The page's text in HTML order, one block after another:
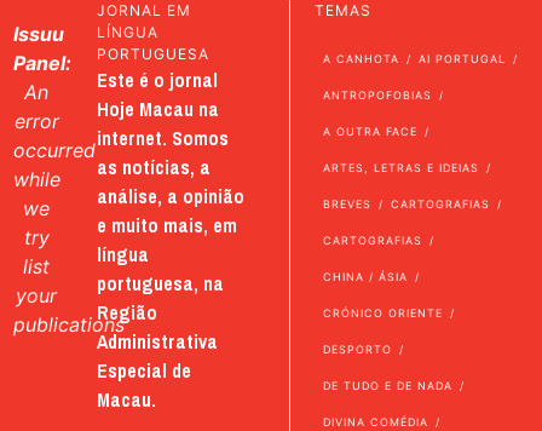
Issuu
Panel:
An
error
occurred
while
we
try
list
your
publications
JORNAL EM
LÍNGUA
PORTUGUESA
Este é o jornal
Hoje Macau na
internet. Somos
as notícias, a
análise, a opinião
e muito mais, em
língua
portuguesa, na
Região
Administrativa
Especial de
Macau.
TEMAS
A CANHOTA AI PORTUGAL
ANTROPOFOBIAS
A OUTRA FACE
ARTES, LETRAS E IDEIAS
BREVES CARTOGRAFIAS
CARTOGRAFIAS
CHINA / ÁSIA
CRÓNICO ORIENTE
DESPORTO
DE TUDO E DE NADA
DIVINA COMÉDIA